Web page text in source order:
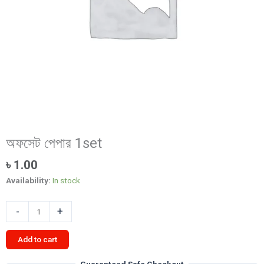
অফসেট পেপার 1set
৳ 1.00
Availability: In stock
-
পেপার
1set
quantity
+
Add to cart